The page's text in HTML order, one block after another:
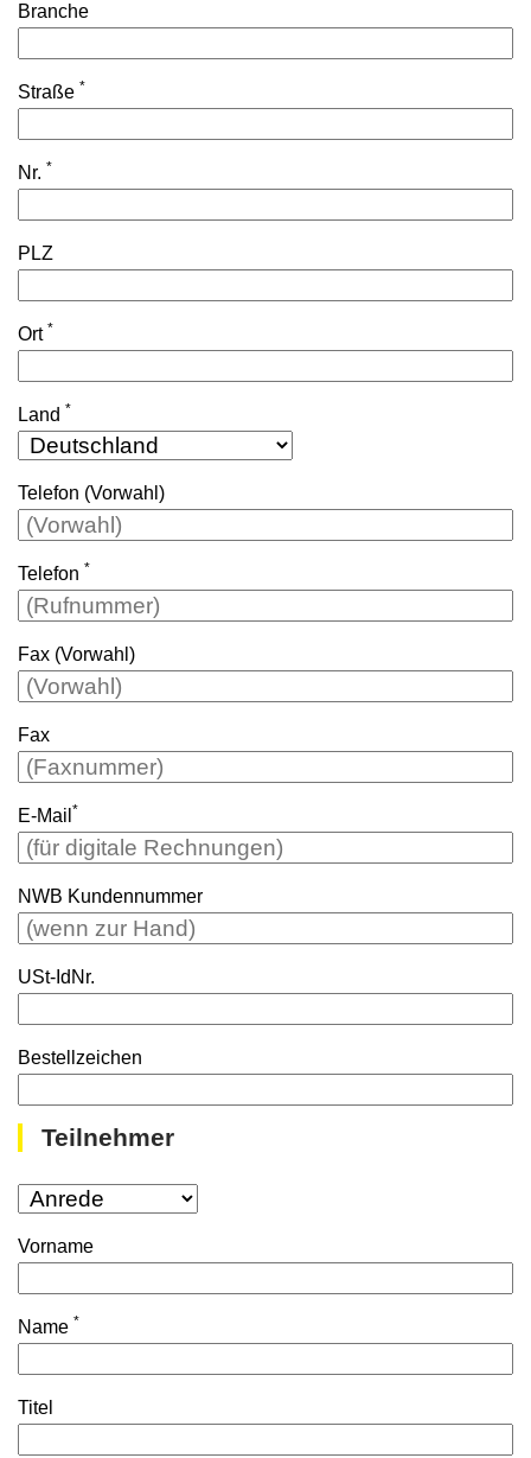
Branche
Straße *
Nr. *
PLZ
Ort *
Land *
Telefon (Vorwahl)
Telefon *
Fax (Vorwahl)
Fax
E-Mail *
NWB Kundennummer
USt-IdNr.
Bestellzeichen
Teilnehmer
Vorname
Name *
Titel